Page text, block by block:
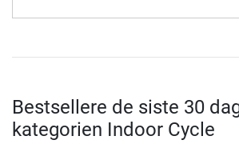
Bestsellere de siste 30
kategorien Indoor Cycle